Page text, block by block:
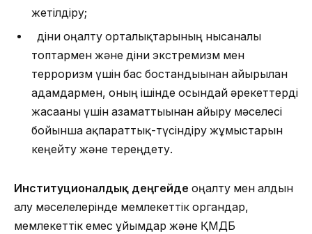
жетілдіру;
діни оңалту орталықтарының нысаналы
топтармен және діни экстремизм мен
терроризм үшін бас бостандығынан айырылған
адамдармен, оның ішінде осындай әрекеттерді
жасағаны үшін азаматтығынан айыру мәселесі
бойынша ақпараттық-түсіндіру жұмыстарын
кеңейту және тереңдету.
Институционалдық деңгейде оңалту мен алдын
алу мәселелерінде мемлекеттік органдар,
мемлекеттік емес ұйымдар және ҚМДБ